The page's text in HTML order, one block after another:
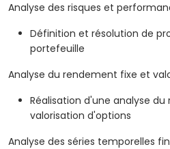
Analyse des risques et
Définition et résolution de
portefeuille
Analyse du rendement fixe et
Réalisation d'une analyse
valorisation d'options
Analyse des séries temporelles